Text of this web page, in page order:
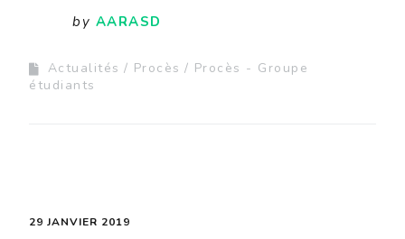
by AARASD
Actualités Procès
Procès - Groupe
étudiants
29 JANVIER 2019